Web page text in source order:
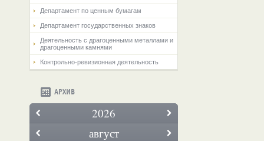
Департамент по ценным бумагам
Департамент государственных знаков
Деятельность с драгоценными металлами и
драгоценными камнями
Контрольно-ревизионная деятельность
АРХИВ
2026
август